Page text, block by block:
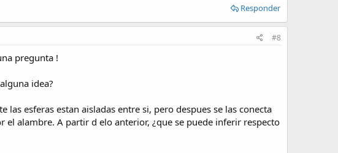
Responder
#8
pregunta !
idea?
esferas estan aisladas entre si, pero despues se las conecta
alambre. A partir d elo anterior, ¿que se puede inferir respecto